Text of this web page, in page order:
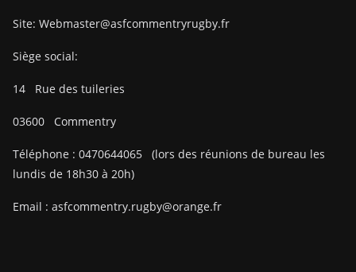
Site: Webmaster@asfcommentryrugby.fr
Siège social:
14 Rue des tuileries
03600 Commentry
Téléphone : 0470644065
(lors des réunions de bureau les
lundis de 18h30 à 20h)
Email : asfcommentry.rugby@orange.fr